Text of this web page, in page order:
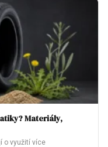
Materiály,
o využití více